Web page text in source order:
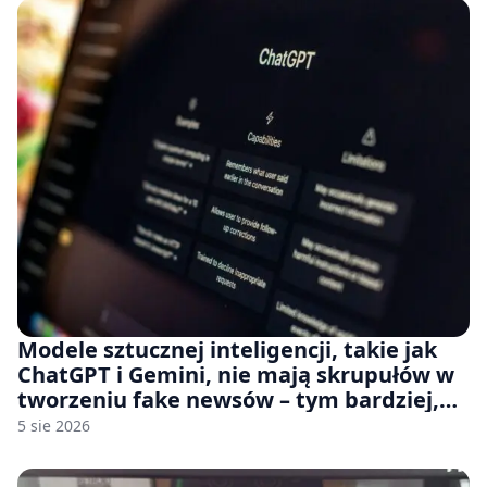
Modele sztucznej inteligencji, takie jak
ChatGPT i Gemini, nie mają skrupułów w
tworzeniu fake newsów – tym bardziej,
jeśli rozmawiasz z nimi po polsku
5 sie 2026